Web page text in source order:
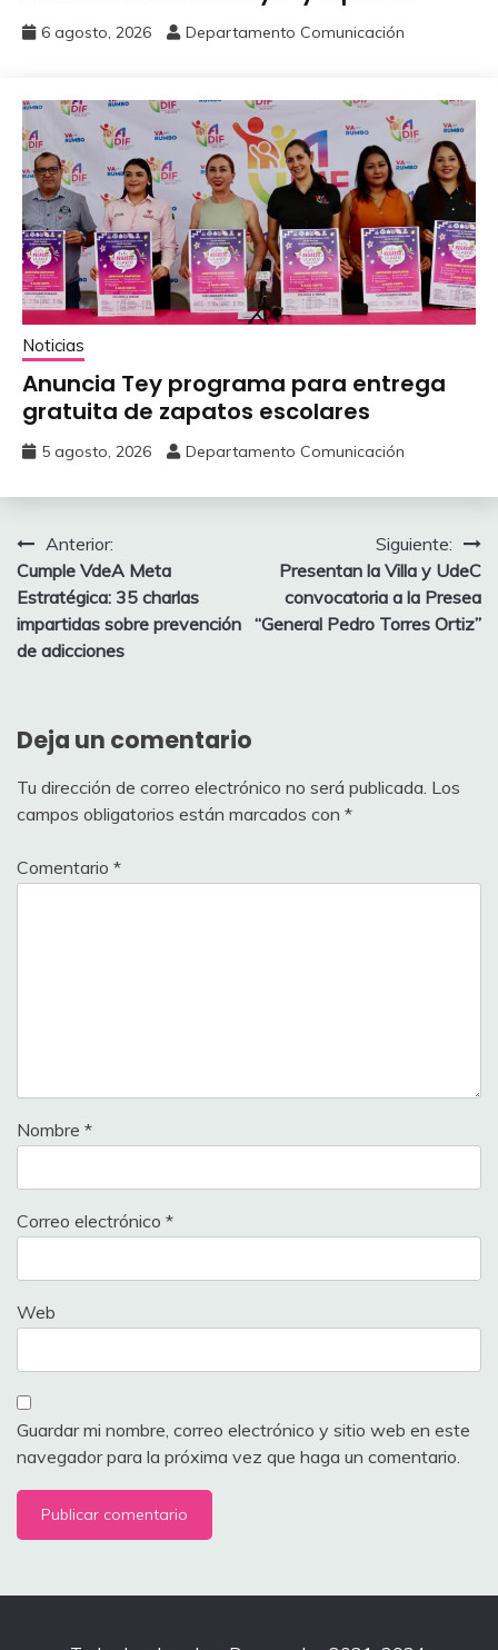
6 agosto, 2026 Departamento Comunicación
Noticias
Anuncia Tey programa para entrega
gratuita de zapatos escolares
5 agosto, 2026 Departamento Comunicación
Navegación
de
entradas
Anterior:
Cumple VdeA Meta
Estratégica: 35 charlas
impartidas sobre prevención
de adicciones
Siguiente:
Presentan la Villa y UdeC
convocatoria a la Presea
“General Pedro Torres Ortiz”
Deja un comentario
Tu dirección de correo electrónico no será publicada. Los
campos obligatorios están marcados con *
Comentario *
Nombre *
Correo electrónico *
Web
Guardar mi nombre, correo electrónico y sitio web en este
navegador para la próxima vez que haga un comentario.